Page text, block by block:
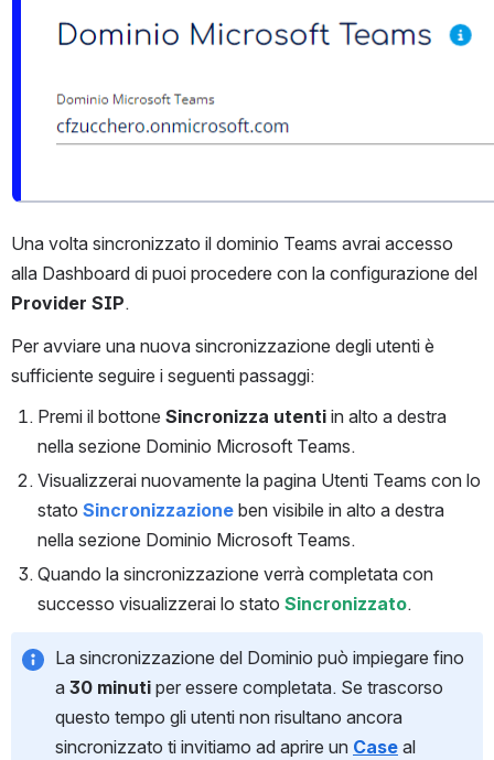
Una volta sincronizzato il dominio Teams avrai accesso
Provider SIP.
Per avviare una nuova sincronizzazione degli utenti è
sufficiente seguire i seguenti passaggi:
Premi il bottone Sincronizza utenti in alto a destra
nella sezione Dominio Microsoft Teams.
Visualizzerai nuovamente la pagina Utenti Teams con lo
stato Sincronizzazione ben visibile in alto a destra
nella sezione Dominio Microsoft Teams.
Quando la sincronizzazione verrà completata con
successo visualizzerai lo stato Sincronizzato.
La sincronizzazione del Dominio può impiegare fino
a 30 minuti per essere completata. Se trascorso
questo tempo gli utenti non risultano ancora
sincronizzato ti invitiamo ad aprire un Case al